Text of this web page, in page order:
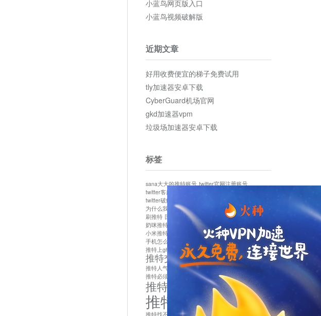
小蓝鸟网页版入口
小蓝鸟视频破解版
近期文章
好用收费便宜的梯子免费试用
tly加速器安卓下载
CyberGuard机场官网
gkd加速器vpm
垃圾场加速器安卓下载
标签
sana大大的推特账号 twitter官网注册账号
twitter客服
twitter破解版下载
为什么我推特无法保存设置
作者sana推特是什么
刷推特 国内为什么不能用twitter 国内能用twitter吗
奶咪推特
如何找回推特密码
小米推特闪退是怎么回事 怎么看推特上的视频
手机怎么注册推特账号
推特devil
推特上ghs的女博主
推特交友软件app下载
推特人气萌货小蔡头喵喵喵 推特实名制
推特必须用外网吗
推特怎么取消关联手机号
推特怎么看敏感内容苹果
推特找不到账号 推特注册必须要手机号